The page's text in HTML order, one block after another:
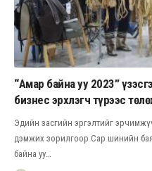
“Амар байна уу 2023”
бизнес эрхлэгч түрээс
Эдийн засгийн эргэлтийг
дэмжих зорилгоор Сар шинийн
байна уу…